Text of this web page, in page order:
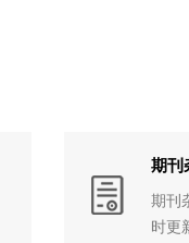
期刊
期刊
时更